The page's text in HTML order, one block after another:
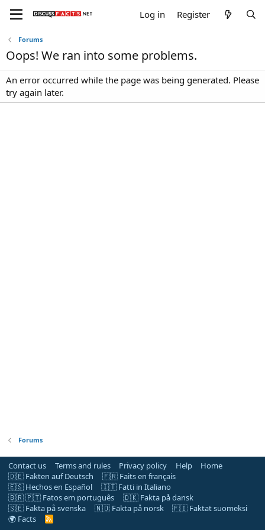
Log in Register
Forums
Oops! We ran into some problems.
An error occurred while the page was being generated. Please
try again later.
Forums
Contact us Terms and rules Privacy policy Help
Home
🇩🇪 Fakten auf Deutsch
🇫🇷 Faits en français
🇪🇸 Hechos en Español
🇮🇹 Fatti in Italiano
🇧🇷 🇵🇹 Fatos em português
🇩🇰 Fakta på dansk
🇸🇪 Fakta på svenska
🇳🇴 Fakta på norsk
🇫🇮 Faktat suomeksi
🌍 Facts
R